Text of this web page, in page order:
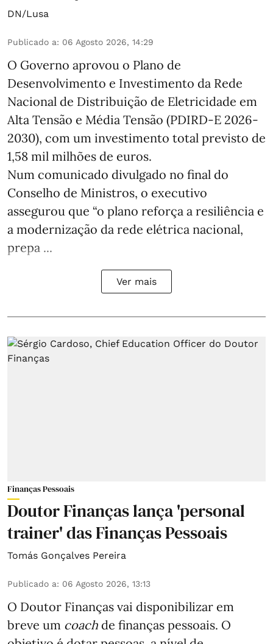
DN/Lusa
Publicado a: 06 Agosto 2026, 14:29
O Governo aprovou o Plano de
Desenvolvimento e Investimento da Rede
Nacional de Distribuição de Eletricidade em
Alta Tensão e Média Tensão (PDIRD-E 2026-
2030), com um investimento total previsto de
1,58 mil milhões de euros.
Num comunicado divulgado no final do
Conselho de Ministros, o executivo
assegurou que “o plano reforça a resiliência e
a modernização da rede elétrica nacional,
prepa ...
Ver mais
Finanças Pessoais
Doutor Finanças lança 'personal
trainer' das Finanças Pessoais
Tomás Gonçalves Pereira
Publicado a: 06 Agosto 2026, 13:13
O Doutor Finanças vai disponibilizar em
breve um coach de finanças pessoais. O